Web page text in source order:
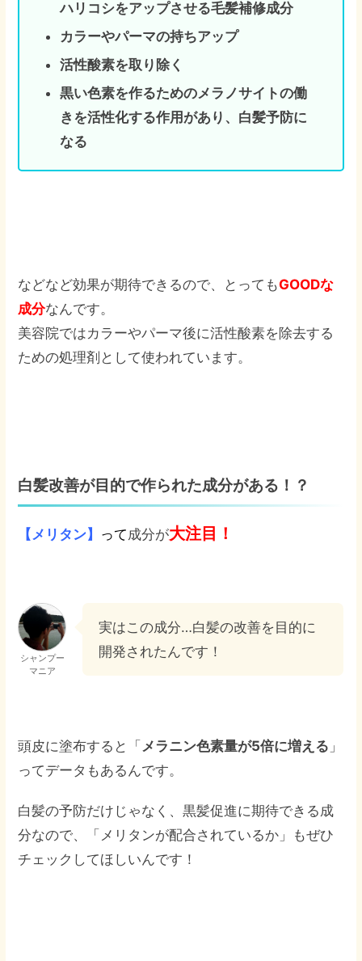
ハリコシをアップさせる毛髪補修成分
カラーやパーマの持ちアップ
活性酸素を取り除く
黒い色素を作るためのメラノサイトの働
きを活性化する作用があり、白髪予防に
なる
などなど効果が期待できるので、とってもGOODな
成分なんです。
美容院ではカラーやパーマ後に活性酸素を除去する
ための処理剤として使われています。
白髪改善が目的で作られた成分がある！？
【メリタン】 って成分が大注目！
シャンプー
マニア
実はこの成分…白髪の改善を目的に
開発されたんです！
頭皮に塗布すると「 メラニン色素量が5倍に増える 」
ってデータもあるんです。
白髪の予防だけじゃなく、黒髪促進に期待できる成
分なので、「メリタンが配合されているか」もぜひ
チェックしてほしいんです！